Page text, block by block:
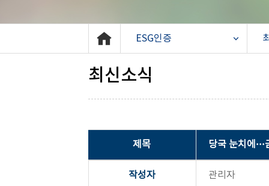
ESG인증
최신소식
제목 당국 눈치에
작성자 관리자